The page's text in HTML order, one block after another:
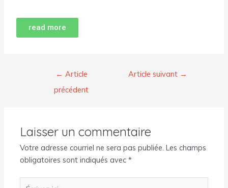
read more
← Article
précédent
Article suivant →
Laisser un commentaire
Votre adresse courriel ne sera pas publiée. Les champs
obligatoires sont indiqués avec*
Écrivez